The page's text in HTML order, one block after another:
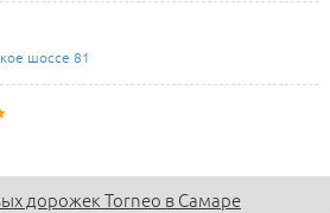
шоссе 81
дорожек Torneo в Самаре